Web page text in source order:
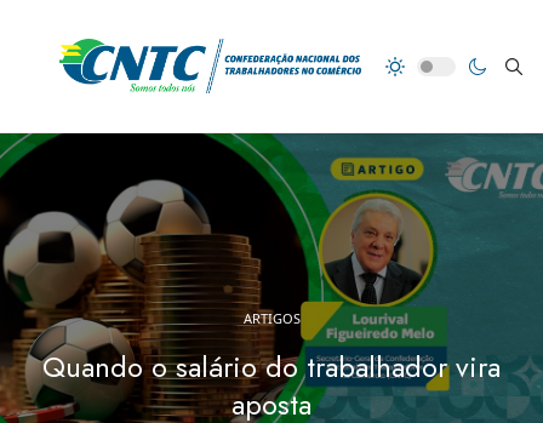
ARTIGOS
Quando o salário do trabalhador vira
aposta